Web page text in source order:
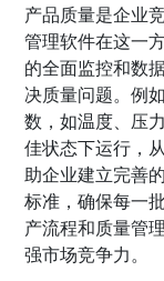
产品质量是企业
管理软件在这一
的全面监控和数
决质量问题。例
数，如温度、压
佳状态下运行，
助企业建立完善
标准，确保每一
产流程和质量管
强市场竞争力。